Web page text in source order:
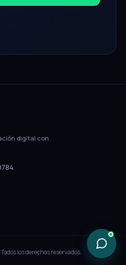
digital con
los derechos reservados.